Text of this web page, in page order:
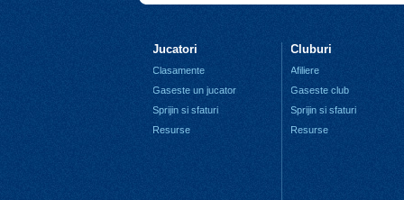
Jucatori
Clasamente
Gaseste un jucator
Sprijin si sfaturi
Resurse
Cluburi
Afiliere
Gaseste club
Sprijin si sfaturi
Resurse